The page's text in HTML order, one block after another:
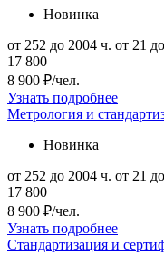
Новинка
от 252 до 2004 ч. от 21
17 800
8 900 ₽/чел.
Узнать подробнее
Метрология и
Новинка
от 252 до 2004 ч. от 21
17 800
8 900 ₽/чел.
Узнать подробнее
Стандартизация и